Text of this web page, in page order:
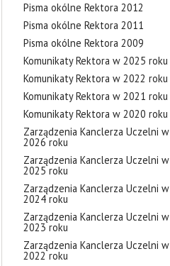
Pisma okólne Rektora 2012
Pisma okólne Rektora 2011
Pisma okólne Rektora 2009
Komunikaty Rektora w 2025 roku
Komunikaty Rektora w 2022 roku
Komunikaty Rektora w 2021 roku
Komunikaty Rektora w 2020 roku
Zarządzenia Kanclerza Uczelni w
2026 roku
Zarządzenia Kanclerza Uczelni w
2025 roku
Zarządzenia Kanclerza Uczelni w
2024 roku
Zarządzenia Kanclerza Uczelni w
2023 roku
Zarządzenia Kanclerza Uczelni w
2022 roku